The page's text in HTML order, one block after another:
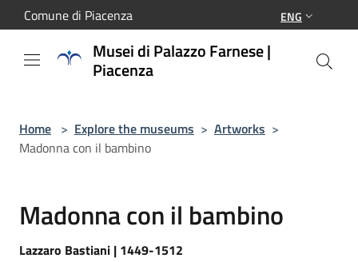
Salta al contenuto principale
Comune di Piacenza ENG
Musei di Palazzo Farnese |
Piacenza
Home > Explore the museums > Artworks >
Madonna con il bambino
Madonna con il bambino
Lazzaro Bastiani | 1449-1512